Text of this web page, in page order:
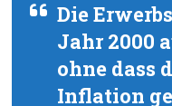
Die
Jahr 2000
ohne dass
Inflation